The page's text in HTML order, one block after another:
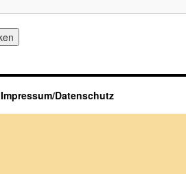
Impressum/Datenschutz